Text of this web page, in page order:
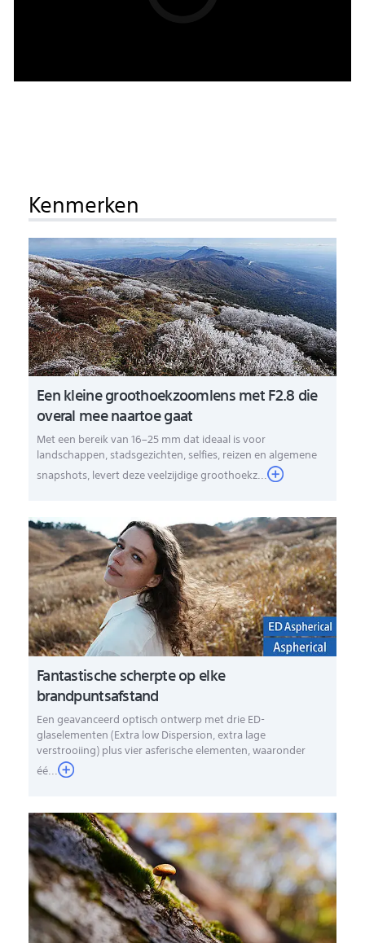
Kenmerken
Een kleine groothoekzoomlens met F2.8 die
overal mee naartoe gaat
Met een bereik van 16–25 mm dat ideaal is voor
landschappen, stadsgezichten, selfies, reizen en algemene
snapshots, levert deze veelzijdige groothoekz...
Fantastische scherpte op elke
brandpuntsafstand
Een geavanceerd optisch ontwerp met drie ED-
glaselementen (Extra low Dispersion, extra lage
verstrooiing) plus vier asferische elementen, waaronder
éé...